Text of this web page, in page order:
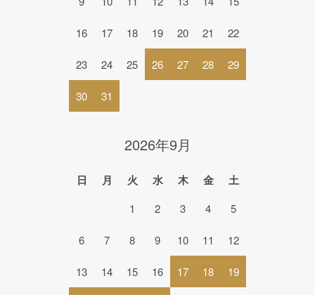
16 17 18 19 20 21 22
23 24 25 26 27 28 29
30 31
2026年9月
日 月 火 水 木 金 土
1 2 3 4 5
6 7 8 9 10 11 12
13 14 15 16 17 18 19